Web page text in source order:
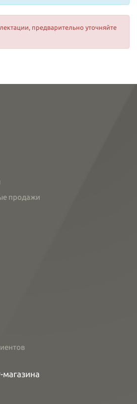
предварительно уточняйте
продажи